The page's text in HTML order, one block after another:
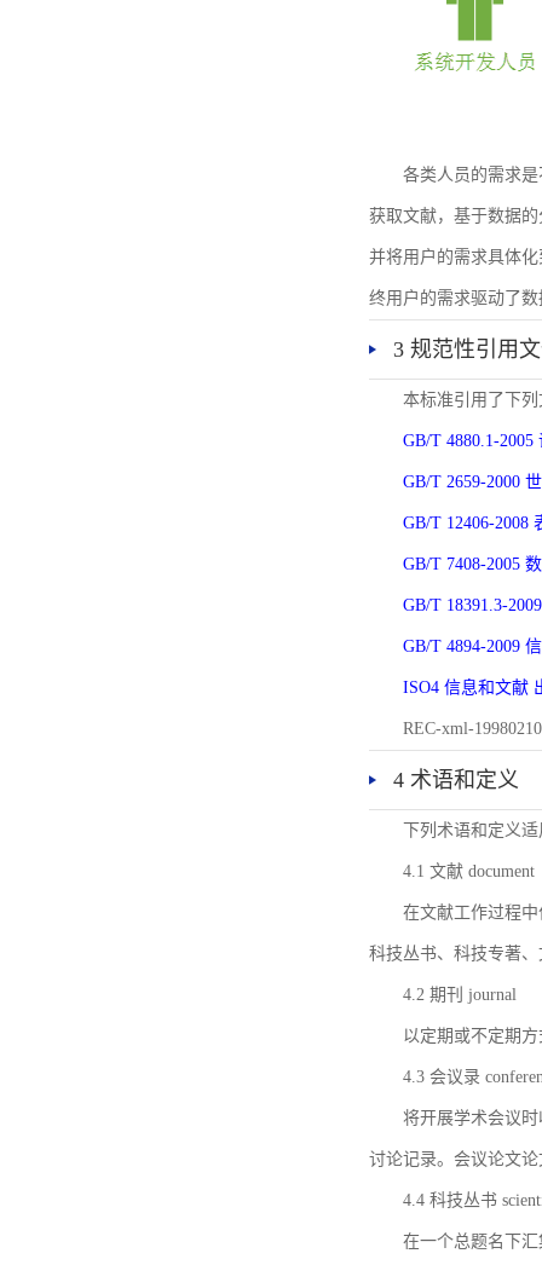
各类人员的需求
获取文献，基于数据
并将用户的需求具体
终用户的需求驱动了
3 规范性引用
本标准引用了下
GB/T 4880.1-
GB/T 2659-2000
GB/T 12406-2008
GB/T 7408-2005
GB/T 18391.3-
GB/T 4894-2009
ISO4 信息和文献
REC-xml-
4 术语和定义
下列术语和定义
4.1 文献 document
在文献工作过程
科技丛书、科技专著
4.2 期刊 journal
以定期或不定期
4.3 会议录
将开展学术会议
讨论记录。会议论文
4.4 科技丛书
在一个总题名下